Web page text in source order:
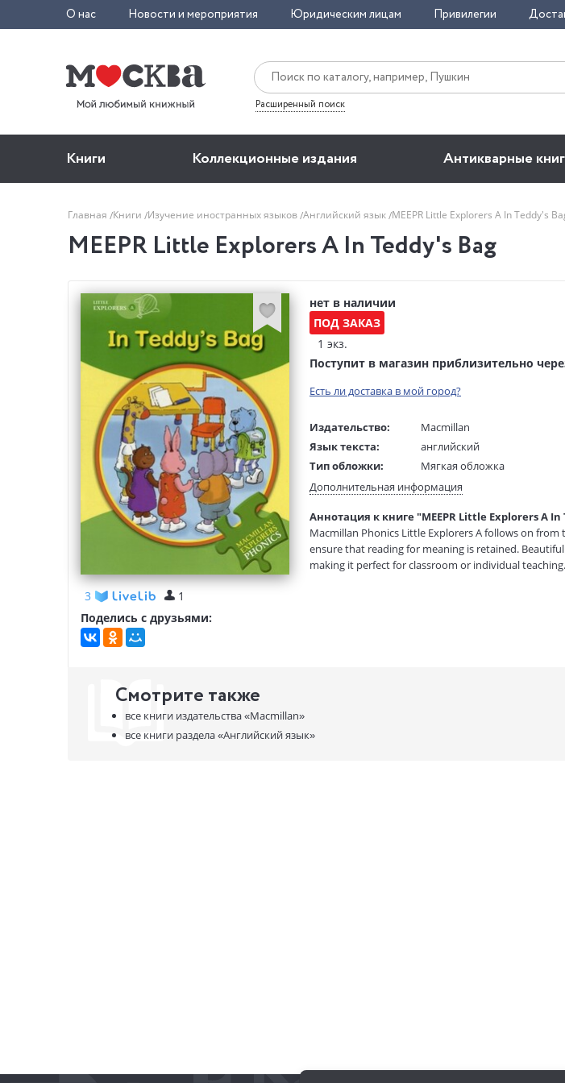
О нас Новости и мероприятия Юридическим лицам Привилегии
Расширенный поиск
Книги Коллекционные издания Антикварные
Главная Книги Изучение иностранных языков Английский язык MEEPR Little Explorers A In Teddy's
MEEPR Little Explorers A In Teddy's Bag
3
1
Поделись с друзьями:
нет в наличии
ПОД ЗАКАЗ
1 экз.
Поступит в магазин приблизительно
Есть ли доставка в мой город?
Издательство:
Macmillan
Язык текста:
английский
Тип обложки:
Мягкая обложка
Размеры в мм
190x250x10
Вес: 1 гр.
Дополнительная информация
Аннотация к книге "MEEPR Little Explorers A In
Macmillan Phonics Little Explorers A follows on
ensure that reading for meaning is retained.
making it perfect for classroom or individual teaching.
Смотрите также
все книги издательства«Macmillan»
все книги раздела«Английский язык»